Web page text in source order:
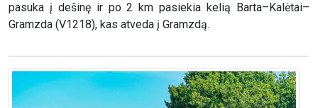
pasuka į dešinę ir po 2 km pasiekia kelią Barta–Kalėtai–
Gramzda (V1218), kas atveda į Gramzdą.